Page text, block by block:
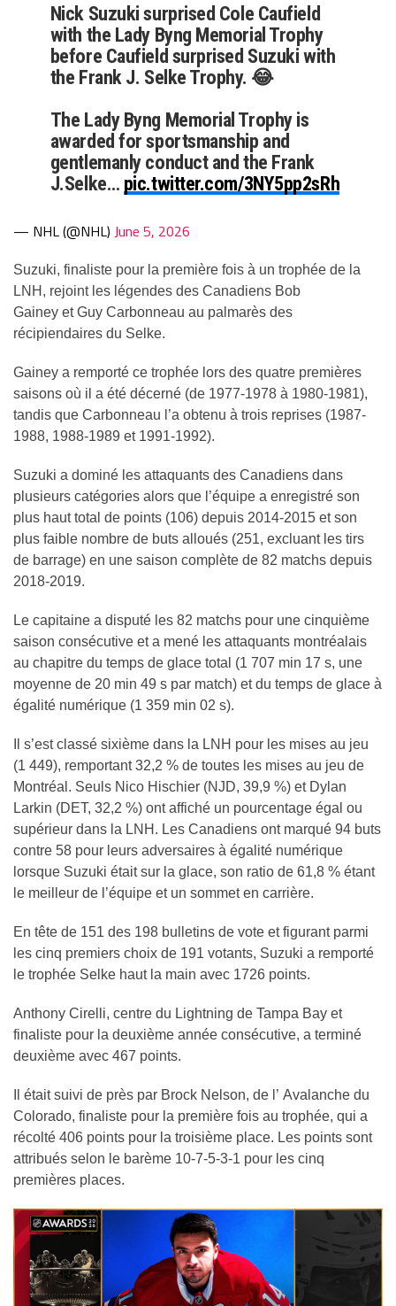
Nick Suzuki surprised Cole Caufield
with the Lady Byng Memorial Trophy
before Caufield surprised Suzuki with
the Frank J. Selke Trophy. 😂
The Lady Byng Memorial Trophy is
awarded for sportsmanship and
gentlemanly conduct and the Frank
J.Selke… pic.twitter.com/3NY5pp2sRh
— NHL (@NHL) June 5, 2026
Suzuki, finaliste pour la première fois à un trophée de la
LNH, rejoint les légendes des Canadiens Bob
Gainey et Guy Carbonneau au palmarès des
récipiendaires du Selke.
Gainey a remporté ce trophée lors des quatre premières
saisons où il a été décerné (de 1977-1978 à 1980-1981),
tandis que Carbonneau l’a obtenu à trois reprises (1987-
1988, 1988-1989 et 1991-1992).
Suzuki a dominé les attaquants des Canadiens dans
plusieurs catégories alors que l’équipe a enregistré son
plus haut total de points (106) depuis 2014-2015 et son
plus faible nombre de buts alloués (251, excluant les tirs
de barrage) en une saison complète de 82 matchs depuis
2018-2019.
Le capitaine a disputé les 82 matchs pour une cinquième
saison consécutive et a mené les attaquants montréalais
au chapitre du temps de glace total (1 707 min 17 s, une
moyenne de 20 min 49 s par match) et du temps de glace à
égalité numérique (1 359 min 02 s).
Il s’est classé sixième dans la LNH pour les mises au jeu
(1 449), remportant 32,2 % de toutes les mises au jeu de
Montréal. Seuls Nico Hischier (NJD, 39,9 %) et Dylan
Larkin (DET, 32,2 %) ont affiché un pourcentage égal ou
supérieur dans la LNH. Les Canadiens ont marqué 94 buts
contre 58 pour leurs adversaires à égalité numérique
lorsque Suzuki était sur la glace, son ratio de 61,8 % étant
le meilleur de l’équipe et un sommet en carrière.
En tête de 151 des 198 bulletins de vote et figurant parmi
les cinq premiers choix de 191 votants, Suzuki a remporté
le trophée Selke haut la main avec 1726 points.
Anthony Cirelli, centre du Lightning de Tampa Bay et
finaliste pour la deuxième année consécutive, a terminé
deuxième avec 467 points.
Il était suivi de près par Brock Nelson, de l’ Avalanche du
Colorado, finaliste pour la première fois au trophée, qui a
récolté 406 points pour la troisième place. Les points sont
attribués selon le barème 10-7-5-3-1 pour les cinq
premières places.